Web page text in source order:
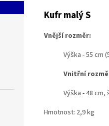
Kufr malý S
Vnější rozměr:
Výška - 55 cm
Vnitřní
Výška - 48 cm,
Hmotnost: 2,9 kg